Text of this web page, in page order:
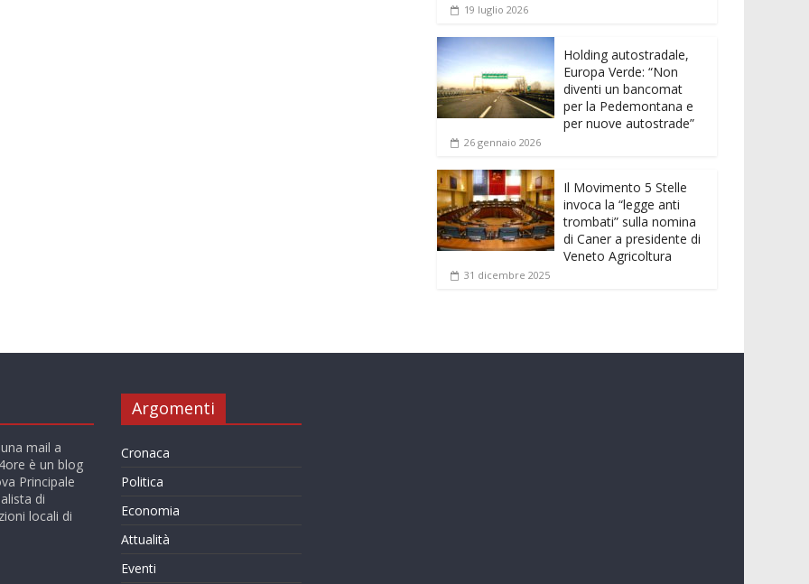
19 luglio 2026
Holding autostradale,
Europa Verde: “Non
diventi un bancomat
per la Pedemontana e
per nuove autostrade”
26 gennaio 2026
Il Movimento 5 Stelle
invoca la “legge anti
trombati” sulla nomina
di Caner a presidente di
Veneto Agricoltura
31 dicembre 2025
mail a
è un blog
Principale
di
locali di
Argomenti
Cronaca
Politica
Economia
Attualità
Eventi